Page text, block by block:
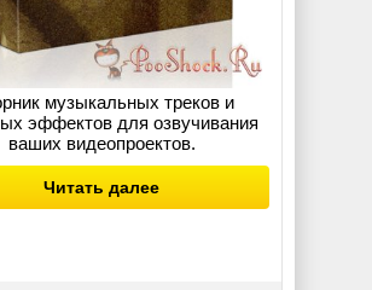
музыкальных треков и
эффектов для озвучивания
ваших видеопроектов.
Читать далее